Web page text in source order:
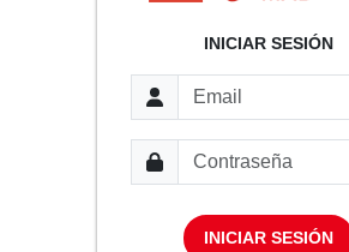
INICIAR SESIÓN
INICIAR SESIÓN